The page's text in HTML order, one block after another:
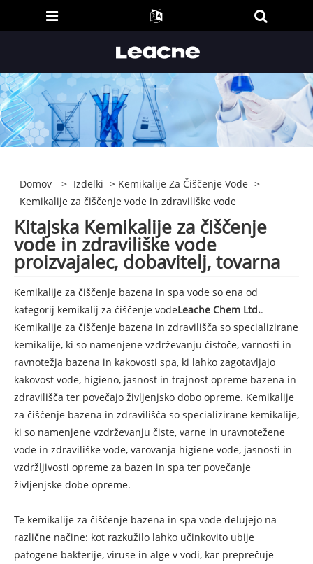
Domov > Izdelki > Kemikalije Za Čiščenje Vode >
Kemikalije za čiščenje vode in zdraviliške vode
Kitajska Kemikalije za čiščenje
vode in zdraviliške vode
proizvajalec, dobavitelj, tovarna
Kemikalije za čiščenje bazena in spa vode so ena od
kategorij kemikalij za čiščenje vodeLeache Chem Ltd..
Kemikalije za čiščenje bazena in zdravilišča so specializirane
kemikalije, ki so namenjene vzdrževanju čistoče, varnosti in
ravnotežja bazena in kakovosti spa, ki lahko zagotavljajo
kakovost vode, higieno, jasnost in trajnost opreme bazena in
zdravilišča ter povečajo življenjsko dobo opreme. Kemikalije
za čiščenje bazena in zdravilišča so specializirane kemikalije,
ki so namenjene vzdrževanju čiste, varne in uravnotežene
vode in zdraviliške vode, varovanja higiene vode, jasnosti in
vzdržljivosti opreme za bazen in spa ter povečanje
življenjske dobe opreme.
Te kemikalije za čiščenje bazena in spa vode delujejo na
različne načine: kot razkužilo lahko učinkovito ubije
patogene bakterije, viruse in alge v vodi, kar preprečuje